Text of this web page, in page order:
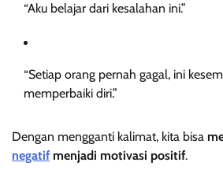
“Aku belajar dari kesalahan ini.”
“Setiap orang pernah gagal, ini
memperbaiki diri.”
Dengan mengganti kalimat, kita bisa
negatifmenjadi motivasi positif.